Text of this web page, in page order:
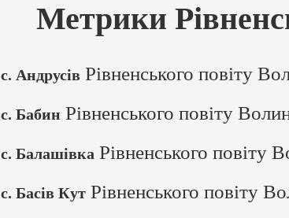
Метрики
с. Андрусів Рівненського повіту
с. Бабин Рівненського повіту
с. Балашівка Рівненського повіту
с. Басів Кут Рівненського повіту